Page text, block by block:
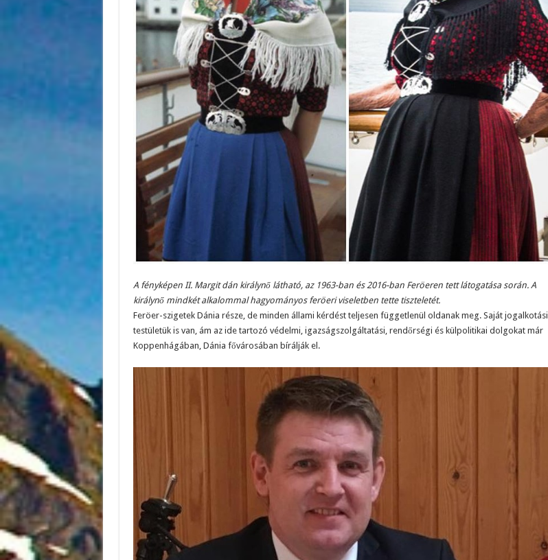
A fényképen II. Margit dán királynő látható, az 1963-ban és 2016-ban Feröeren tett látogatása során. A
királynő mindkét alkalommal hagyományos feröeri viseletben tette tiszteletét.
Feröer-szigetek Dánia része, de minden állami kérdést teljesen függetlenül oldanak meg. Saját jogalkotási
testületük is van, ám az ide tartozó védelmi, igazságszolgáltatási, rendőrségi és külpolitikai dolgokat már
Koppenhágában, Dánia fővárosában bírálják el.